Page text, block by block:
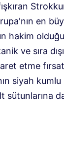
en
hakim
ve sıra
etme
siyah kumlu
sütunlarına